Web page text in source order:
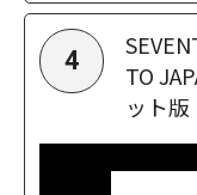
4
TO
ット版